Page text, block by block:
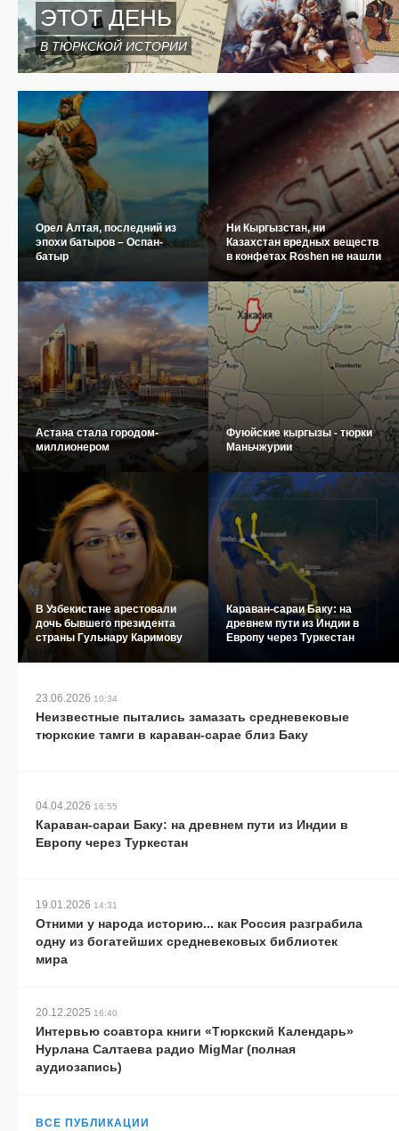
ЭТОТ ДЕНЬ
В ТЮРКСКОЙ ИСТОРИИ
Орел Алтая, последний из
эпохи батыров – Оспан-
батыр
Ни Кыргызстан, ни
Казахстан вредных веществ
в конфетах Roshen не нашли
Астана стала городом-
миллионером
Фуюйские кыргызы - тюрки
Маньчжурии
В Узбекистане арестовали
дочь бывшего президента
страны Гульнару Каримову
Караван-сараи Баку: на
древнем пути из Индии в
Европу через Туркестан
23.06.2026 10:34
Неизвестные пытались замазать средневековые
тюркские тамги в караван-сарае близ Баку
04.04.2026 16:55
Караван-сараи Баку: на древнем пути из Индии в
Европу через Туркестан
19.01.2026 14:31
Отними у народа историю... как Россия разграбила
одну из богатейших средневековых библиотек
мира
20.12.2025 16:40
Интервью соавтора книги «Тюркский Календарь»
Нурлана Салтаева радио MigMar (полная
аудиозапись)
ВСЕ ПУБЛИКАЦИИ